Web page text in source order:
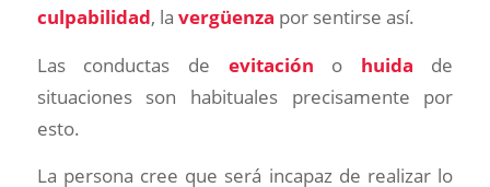
culpabilidad, la vergüenza por sentirse así.
Las conductas de evitación o huida de
situaciones son habituales precisamente por
esto.
La persona cree que será incapaz de realizar lo